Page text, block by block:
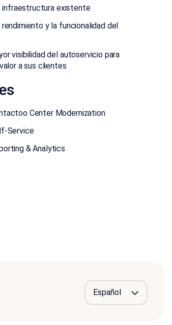
infraestructura existente
y la funcionalidad del
visibilidad del autoservicio para
a sus clientes
Center Modernization
Service
& Analytics